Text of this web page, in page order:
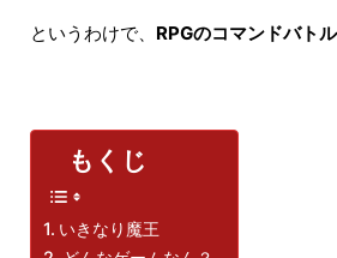
というわけで、 RPGのコマンドバト
もくじ
いきなり魔王